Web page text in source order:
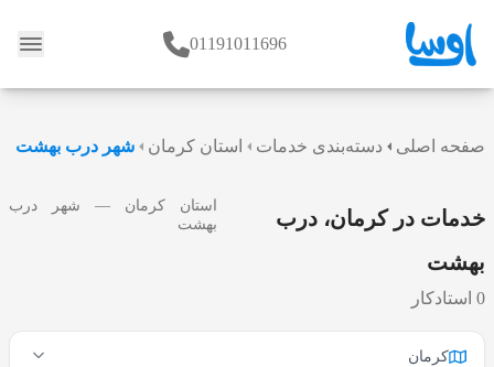
وبلاگ 01191011696
صفحه اصلی دسته‌بندی خدمات استان کرمان شهر درب بهشت
خدمات در کرمان، درب
بهشت
0 استادکار
استان کرمان — شهر درب
بهشت
کرمان